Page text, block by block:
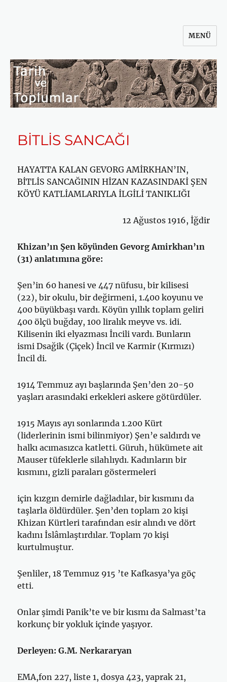
MENÜ
BİTLİS SANCAĞI
HAYATTA KALAN GEVORG AMİRKHAN’IN,
BİTLİS SANCAĞININ Hİ­ZAN KAZASINDAKİ ŞEN
KÖYÜ KATLİAMLARIYLA İLGİLİ TANIKLIĞI
12 Ağustos 1916, İğdir
Khizan’ın Şen köyünden Gevorg Amirkhan’ın
(31) anlatımına göre:
Şen’in 60 hanesi ve 447 nüfusu, bir kilisesi
(22), bir okulu, bir değir­meni, 1.400 koyunu ve
400 büyükbaşı vardı. Köyün yıllık toplam ge­liri
400 ölçü buğday, 100 liralık meyve vs. idi.
Kilisenin iki elyazması İncili vardı. Bunların
ismi Dsağik (Çiçek) İncil ve Karmir (Kırmızı)
İncil di.
1914 Temmuz ayı başlarında Şen’den 20-50
yaşları arasındaki erkek­leri askere götürdüler.
1915 Mayıs ayı sonlarında 1.200 Kürt
(liderlerinin ismi bilinmiyor) Şen’e saldırdı ve
halkı acımasızca katletti. Güruh, hükümete ait
Mauser tüfeklerle silahlıydı. Kadınların bir
kısmını, gizli paraları göstermeleri
için kızgın demirle dağladılar, bir kısmını da
taşlarla öldürdüler. Şen’den toplam 20 kişi
Khizan Kürtleri tarafından esir alındı ve dört
kadını İslâm­laştırdılar. Toplam 70 kişi
kurtulmuştur.
Şenliler, 18 Temmuz 915 ’te Kafkasya’ya göç
etti.
Onlar şimdi Panik’te ve bir kısmı da Salmast’ta
korkunç bir yokluk içinde yaşıyor.
Derleyen: G.M. Nerkararyan
EMA,fon 227, liste 1, dosya 423, yaprak 21,